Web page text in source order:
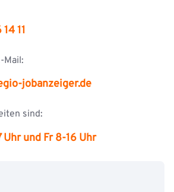
11
Mail:
jobanzeiger.de
sind:
Uhr und Fr 8-16 Uhr